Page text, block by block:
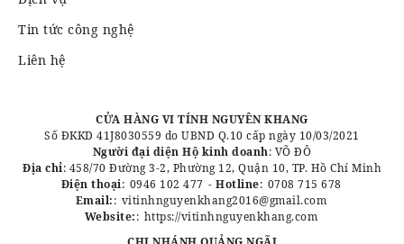
Tin tức công nghệ
Liên hệ
CỬA HÀNG VI TÍNH NGUYÊN KHANG
Số ĐKKD 41J8030559 do UBND Q.10 cấp ngày 10/03/2021
Người đại diện Hộ kinh doanh: VÕ ĐÔ
Địa chỉ: 458/70 Đường 3-2, Phường 12, Quận 10, TP. Hồ Chí Minh
Điện thoại: 0946 102 477 - Hotline: 0708 715 678
Email:: vitinhnguyenkhang2016@gmail.com
Website:: https://vitinhnguyenkhang.com